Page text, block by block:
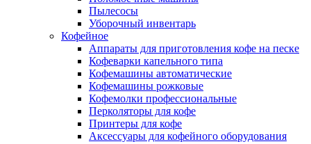
Пылесосы
Уборочный инвентарь
Кофейное
Аппараты для приготовления кофе на песке
Кофеварки капельного типа
Кофемашины автоматические
Кофемашины рожковые
Кофемолки профессиональные
Перколяторы для кофе
Принтеры для кофе
Аксессуары для кофейного оборудования